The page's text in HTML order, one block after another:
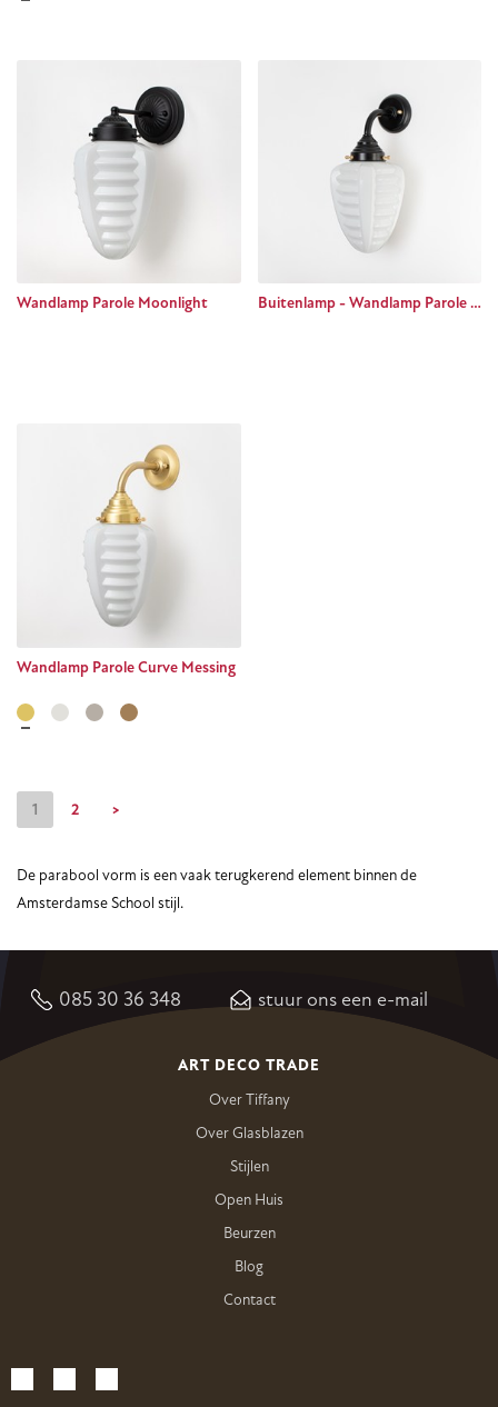
Wandlamp Parole Moonlight Buitenlamp - Wandlamp Parole Curve Zwart
Wandlamp Parole Curve Messing
1 2 >
De parabool vorm is een vaak terugkerend element binnen de
Amsterdamse School stijl.
085 30 36 348 stuur ons een e-mail
ART DECO TRADE
Over Tiffany
Over Glasblazen
Stijlen
Open Huis
Beurzen
Blog
Contact